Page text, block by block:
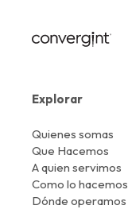
Explorar
Quienes somas
Que Hacemos
A quien servimos
Como lo hacemos
Dónde operamos